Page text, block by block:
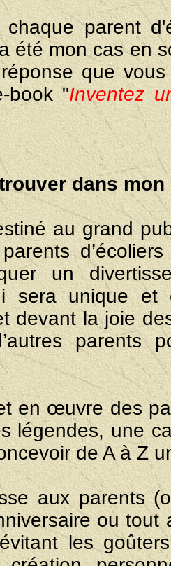
chaque parent
été mon cas en
que
book "Inventez
dans
au grand
un
sera unique et
devant la joie
parents
en œuvre des
légendes, une
de A à Z
aux parents
ou
évitant les